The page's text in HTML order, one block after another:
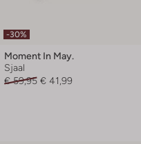
-30%
Moment In May.
Sjaal
€ 59,95 € 41,99